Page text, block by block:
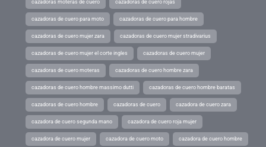
cazadoras moteras de cuero cazadoras de cuero rojas
cazadoras de cuero para moto cazadoras de cuero para hombre
cazadoras de cuero mujer zara cazadoras de cuero mujer stradivarius
cazadoras de cuero mujer el corte ingles cazadoras de cuero mujer
cazadoras de cuero moteras cazadoras de cuero hombre zara
cazadoras de cuero hombre massimo dutti cazadoras de cuero hombre baratas
cazadoras de cuero hombre cazadoras de cuero cazadora de cuero zara
cazadora de cuero segunda mano cazadora de cuero roja mujer
cazadora de cuero mujer cazadora de cuero moto cazadora de cuero hombre